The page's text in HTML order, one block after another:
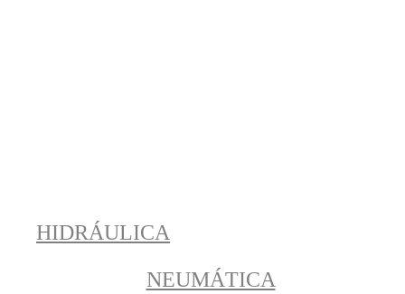
HIDRÁULICA
NEUMÁTICA